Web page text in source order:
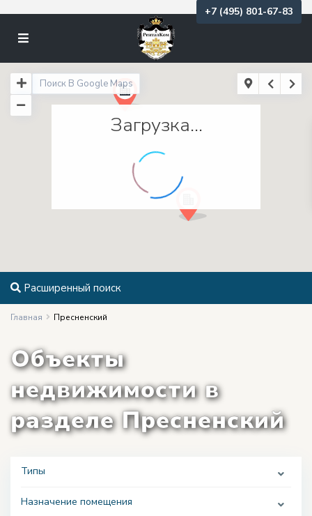
+7 (495) 801-67-83
Загрузка...
Расширенный поиск
Главная Пресненский
Объекты
недвижимости в
разделе Пресненский
Типы
Назначение помещения